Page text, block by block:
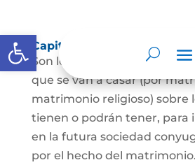
Abrir barra de herramientas
Capitulaciones
Son los acuerdos que hacen
que se van a casar (por
matrimonio religioso) sobre
tienen o podrán tener, para
en la futura sociedad
por el hecho del